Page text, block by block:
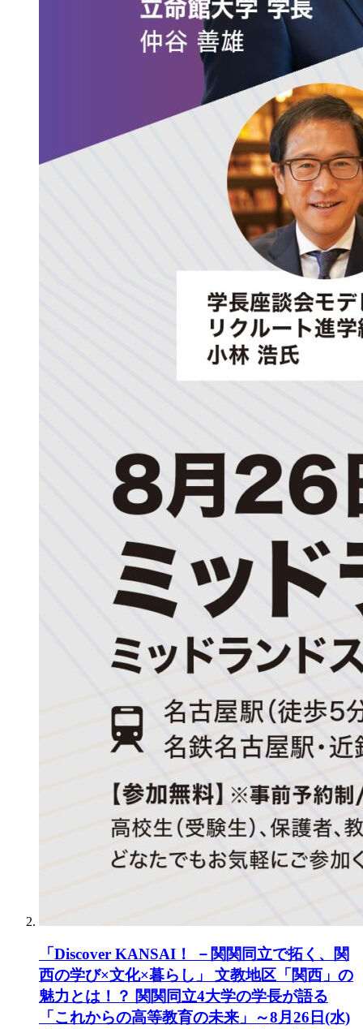
「Discover KANSAI！ －関関同立で拓く、関
西の学び×文化×暮らし」 文教地区「関西」の
魅力とは！？ 関関同立4大学の学長が語る
「これからの高等教育の未来」～8月26日(水)